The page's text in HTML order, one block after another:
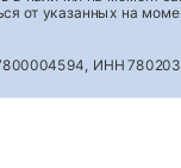
от указанных на
ИНН